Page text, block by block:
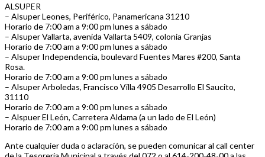
ALSUPER
– Alsuper Leones, Periférico, Panamericana 31210
Horario de 7:00 am a 9:00 pm lunes a sábado
– Alsuper Vallarta, avenida Vallarta 5409, colonia Granjas
Horario de 7:00 am a 9:00 pm lunes a sábado
– Alsuper Independencia, boulevard Fuentes Mares #200, Santa
Rosa.
Horario de 7:00 am a 9:00 pm lunes a sábado
– Alsuper Arboledas, Francisco Villa 4905 Desarrollo El Saucito,
31110
Horario de 7:00 am a 9:00 pm lunes a sábado
– Alspuer El León, Carretera Aldama (a un lado de El León)
Horario de 7:00 am a 9:00 pm lunes a sábado
Ante cualquier duda o aclaración, se pueden comunicar al call center